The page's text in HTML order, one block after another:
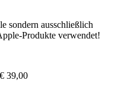
sondern ausschließlich
Produkte verwendet!
€ 39,00